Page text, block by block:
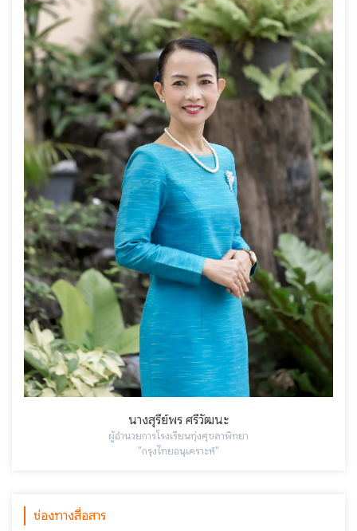
นางสุรีย์พร ศรีวัฒนะ
ผู้อำนวยการโรงเรียนทุ่งศุขลาพิทยา
"กรุงไทยอนุเคราะห์"
ช่องทางสื่อสาร